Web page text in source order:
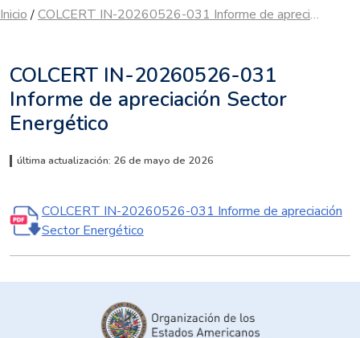
Inicio/ COLCERT IN-20260526-031 Informe de apreciación Sector Energético
COLCERT IN-20260526-031
Informe de apreciación Sector
Energético
última actualización: 26 de mayo de 2026
COLCERT IN-20260526-031 Informe de apreciación
Sector Energético